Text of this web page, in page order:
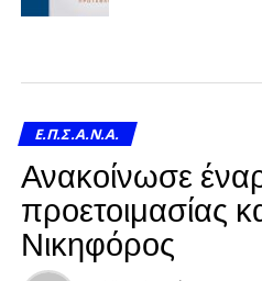
Ε.Π.Σ.Α.Ν.Α.
Ανακοίνωσε
προετοιμασίας
Νικηφόρος